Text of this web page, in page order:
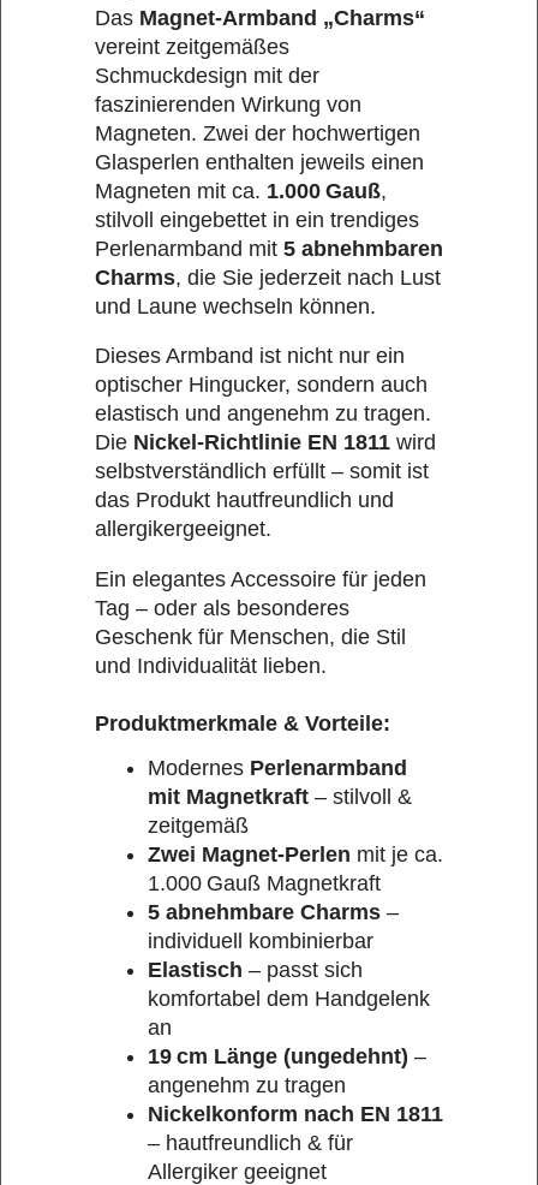
Das Magnet-Armband „Charms“
vereint zeitgemäßes
Schmuckdesign mit der
faszinierenden Wirkung von
Magneten. Zwei der hochwertigen
Glasperlen enthalten jeweils einen
Magneten mit ca. 1.000 Gauß,
stilvoll eingebettet in ein trendiges
Perlenarmband mit 5 abnehmbaren
Charms, die Sie jederzeit nach Lust
und Laune wechseln können.
Dieses Armband ist nicht nur ein
optischer Hingucker, sondern auch
elastisch und angenehm zu tragen.
Die Nickel-Richtlinie EN 1811 wird
selbstverständlich erfüllt – somit ist
das Produkt hautfreundlich und
allergikergeeignet.
Ein elegantes Accessoire für jeden
Tag – oder als besonderes
Geschenk für Menschen, die Stil
und Individualität lieben.
Produktmerkmale & Vorteile:
Modernes Perlenarmband
mit Magnetkraft – stilvoll &
zeitgemäß
Zwei Magnet-Perlen mit je ca.
1.000 Gauß Magnetkraft
5 abnehmbare Charms –
individuell kombinierbar
Elastisch – passt sich
komfortabel dem Handgelenk
an
19 cm Länge (ungedehnt) –
angenehm zu tragen
Nickelkonform nach EN 1811
– hautfreundlich & für
Allergiker geeignet